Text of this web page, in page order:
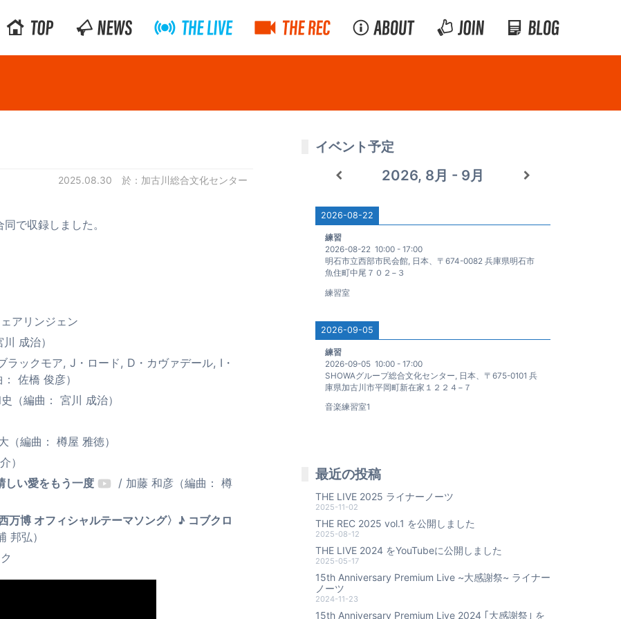
2025.08.30 加古川総合文化センター
同で収録しました。
アリンジェン
成治）
ラックモア, J・ロード, D・カヴァデール, I・
佐橋 俊彦）
（編曲： 宮川 成治）
（編曲： 樽屋 雅徳）
）
しい愛をもう一度
/ 加藤 和彦（編曲： 樽
万博 オフィシャルテーマソング〉♪ コブクロ
邦弘）
イベント予定
2026, 8月 - 9月
2026-08-22
練習
2026-08-22 10:00 - 17:00
明石市立西部市民会館, 日本、〒674-0082 兵庫県明石市
魚住町中尾７０２−３
練習室
2026-09-05
練習
2026-09-05 10:00 - 17:00
SHOWAグループ総合文化センター, 日本、〒675-0101 兵
庫県加古川市平岡町新在家１２２４−７
音楽練習室1
最近の投稿
THE LIVE 2025 ライナーノーツ
2025-11-02
THE REC 2025 vol.1 を公開しました
2025-08-12
THE LIVE 2024 をYouTubeに公開しました
2025-05-17
15th Anniversary Premium Live ~大感謝祭~ ライナー
ノーツ
2024-11-23
15th Anniversary Premium Live 2024 ｢大感謝祭｣ を